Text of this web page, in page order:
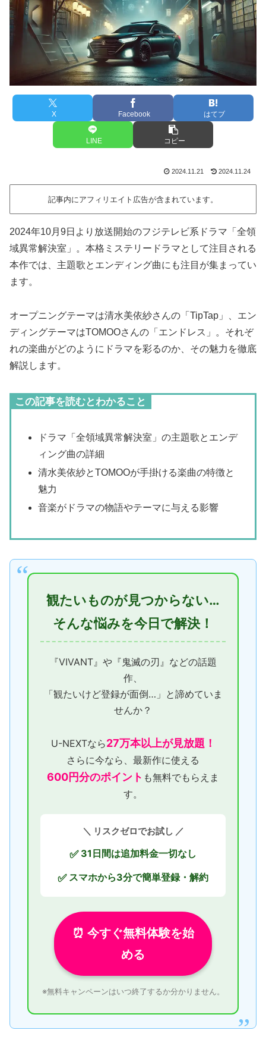
X Facebook はてブ
LINE コピー
2024.11.21 2024.11.24
記事内にアフィリエイト広告が含まれています。
2024年10月9日より放送開始のフジテレビ系ドラマ「全領
域異常解決室」。本格ミステリードラマとして注目される
本作では、主題歌とエンディング曲にも注目が集まってい
ます。
オープニングテーマは清水美依紗さんの「TipTap」、エン
ディングテーマはTOMOOさんの「エンドレス」。それぞ
れの楽曲がどのようにドラマを彩るのか、その魅力を徹底
解説します。
この記事を読むとわかること
ドラマ「全領域異常解決室」の主題歌とエンデ
ィング曲の詳細
清水美依紗とTOMOOが手掛ける楽曲の特徴と
魅力
音楽がドラマの物語やテーマに与える影響
観たいものが見つからない…
そんな悩みを今日で解決！
『VIVANT』や『鬼滅の刃』などの話題
作、
「観たいけど登録が面倒…」と諦めていま
せんか？
U-NEXTなら27万本以上が見放題！
さらに今なら、最新作に使える
600円分のポイント も無料でもらえま
す。
＼ リスクゼロでお試し ／
✅31日間は追加料金一切なし
✅スマホから3分で簡単登録・解約
⏰ 今すぐ無料体験を始
める
※無料キャンペーンはいつ終了するか分かりません。